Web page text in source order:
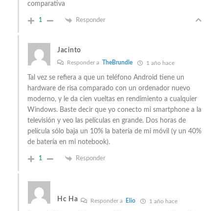
comparativa
1 Responder
Jacinto
Responder a TheBrundle 1 año hace
Tal vez se refiera a que un teléfono Android tiene un
hardware de risa comparado con un ordenador nuevo
moderno, y le da cien vueltas en rendimiento a cualquier
Windows. Baste decir que yo conecto mi smartphone a la
televisión y veo las películas en grande. Dos horas de
película sólo baja un 10% la batería de mi móvil (y un 40%
de batería en mi notebook).
1 Responder
Hc Ha Responder a Elio 1 año hace